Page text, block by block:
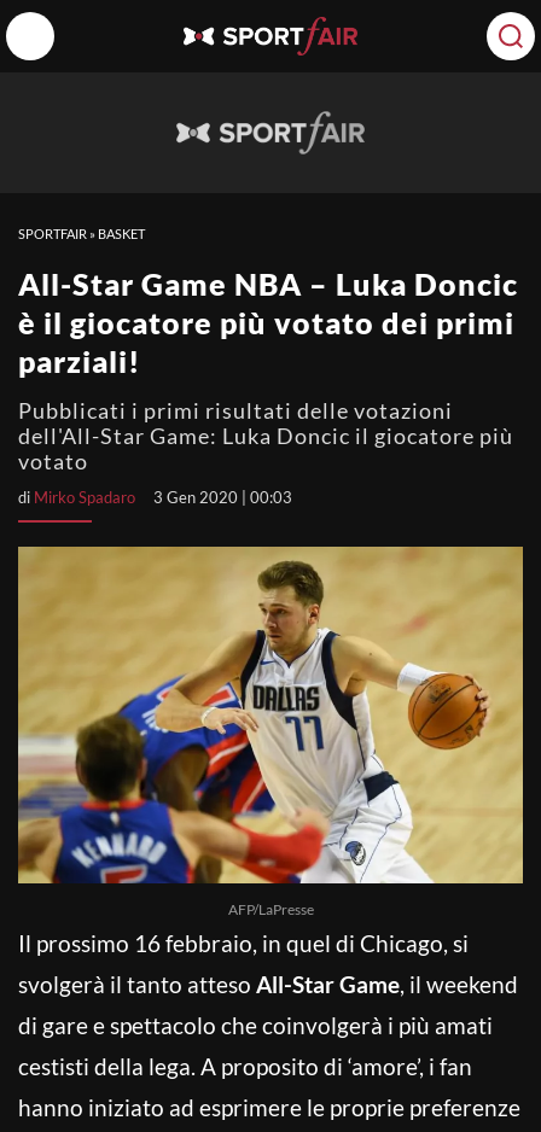
SPORTFAIR » BASKET
All-Star Game NBA – Luka Doncic
è il giocatore più votato dei primi
parziali!
Pubblicati i primi risultati delle votazioni
dell'All-Star Game: Luka Doncic il giocatore più
votato
di Mirko Spadaro 3 Gen 2020 | 00:03
AFP/LaPresse
Il prossimo 16 febbraio, in quel di Chicago, si
svolgerà il tanto atteso All-Star Game, il weekend
di gare e spettacolo che coinvolgerà i più amati
cestisti della lega. A proposito di ‘amore’, i fan
hanno iniziato ad esprimere le proprie preferenze